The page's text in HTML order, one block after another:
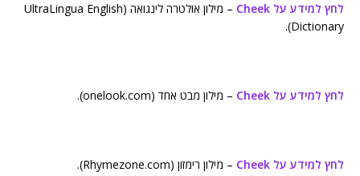
לחץ למידע על Cheek
– מילון אולטרה לינגואה (UltraLingua English
Dictionary).
לחץ למידע על Cheek – מילון מבט אחד (onelook.com).
לחץ למידע על Cheek – מילון רימזון (Rhymezone.com).